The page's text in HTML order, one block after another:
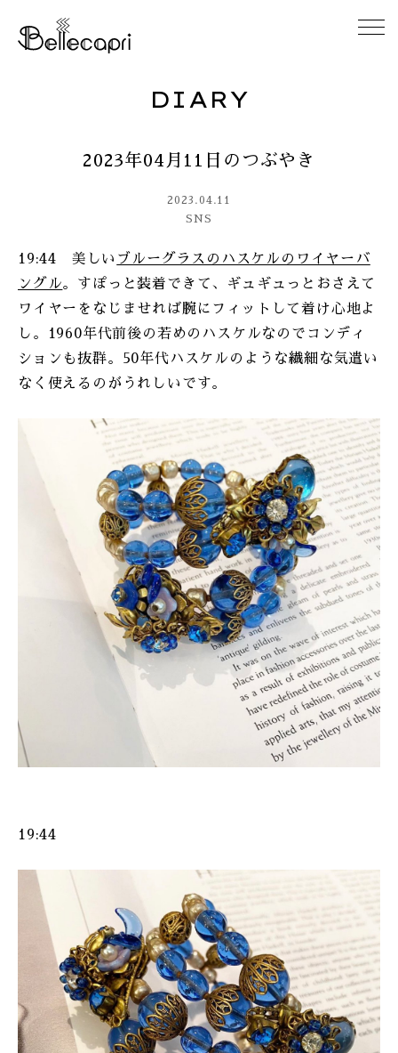
ABOUT
ACCESS
GALLERY
DIARY
CONTACT
ONLINE SHOP
DIARY
2023年04月11日のつぶやき
2023.04.11
SNS
19:44 美しい ブルーグラスのハスケルのワイヤーバ
ングル。すぽっと装着できて、ギュギュっとおさえて
ワイヤーをなじませれば腕にフィットして着け心地よ
し。1960年代前後の若めのハスケルなのでコンディ
ションも抜群。50年代ハスケルのような繊細な気遣い
なく使えるのがうれしいです。
19:44